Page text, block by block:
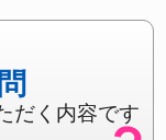
だく内容です